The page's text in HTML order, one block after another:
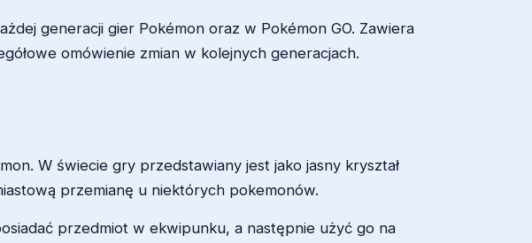
generacji gier Pokémon oraz w Pokémon GO. Zawiera
omówienie zmian w kolejnych generacjach.
W świecie gry przedstawiany jest jako jasny kryształ
przemianę u niektórych pokemonów.
przedmiot w ekwipunku, a następnie użyć go na